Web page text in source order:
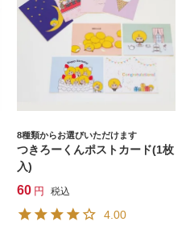
8種類からお選びいただけます
つきろーくんポストカード(1枚
入)
60 税込
4.00